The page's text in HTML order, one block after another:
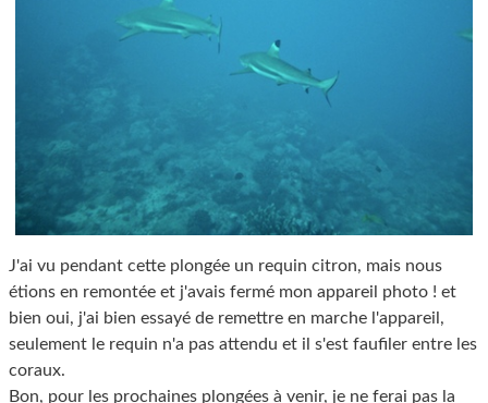
J'ai vu pendant cette plongée un requin citron, mais nous
étions en remontée et j'avais fermé mon appareil photo ! et
bien oui, j'ai bien essayé de remettre en marche l'appareil,
seulement le requin n'a pas attendu et il s'est faufiler entre les
coraux.
Bon, pour les prochaines plongées à venir, je ne ferai pas la